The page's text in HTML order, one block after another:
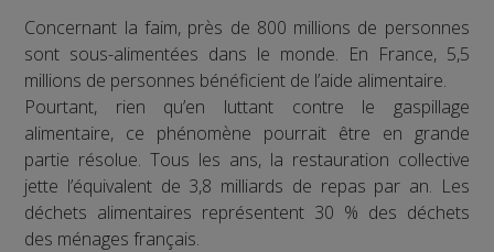
Concernant la faim, près de 800 millions de personnes
sont sous-alimentées dans le monde. En France, 5,5
millions de personnes bénéficient de l’aide alimentaire.
Pourtant, rien qu’en luttant contre le gaspillage
alimentaire, ce phénomène pourrait être en grande
partie résolue. Tous les ans, la restauration collective
jette l’équivalent de 3,8 milliards de repas par an. Les
déchets alimentaires représentent 30 % des déchets
des ménages français.